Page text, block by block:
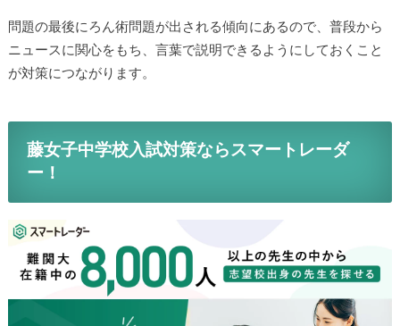
問題の最後にろん術問題が出される傾向にあるので、普段から
ニュースに関心をもち、言葉で説明できるようにしておくこと
が対策につながります。
藤女子中学校入試対策ならスマートレーダ
ー！